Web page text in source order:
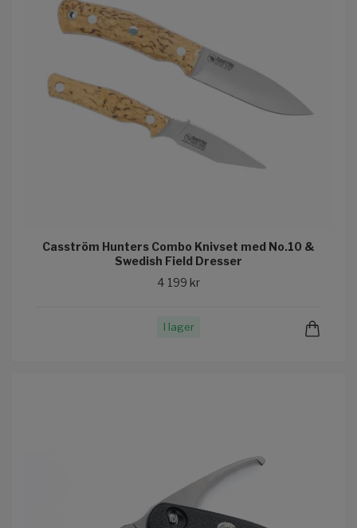
Casström Hunters Combo Knivset med No.10 &
Swedish Field Dresser
4 199 kr
I lager